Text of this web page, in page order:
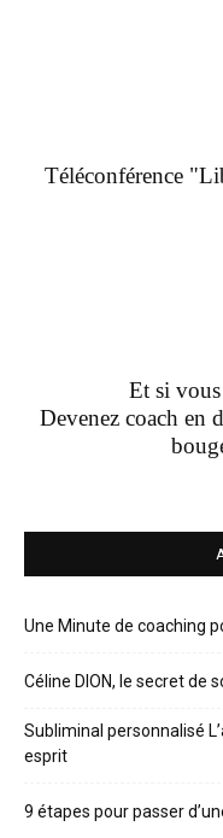
Téléconférence
Et si
Devenez coach en
Une Minute de coaching
Céline DION, le secret de
Subliminal personnalisé
esprit
9 étapes pour passer